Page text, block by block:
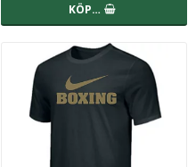
KÖP…